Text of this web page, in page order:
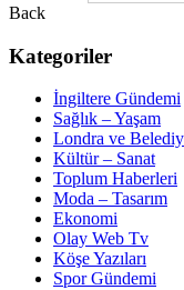
Back
Kategoriler
İngiltere Gündemi
Sağlık – Yaşam
Londra ve
Kültür – Sanat
Toplum Haberleri
Moda – Tasarım
Ekonomi
Olay Web Tv
Köşe Yazıları
Spor Gündemi